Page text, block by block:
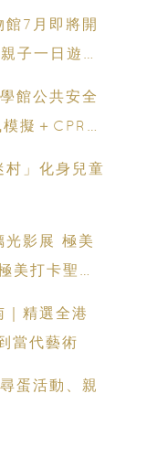
館7月即將開
子一日遊推
館公共安全
擬＋CPR急
村」化身兒童
光影展 極美
美打卡聖
精選全港
當代藝術
蛋活動、親